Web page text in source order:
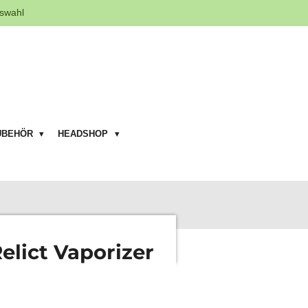
HEADSHOP
Vaporizer